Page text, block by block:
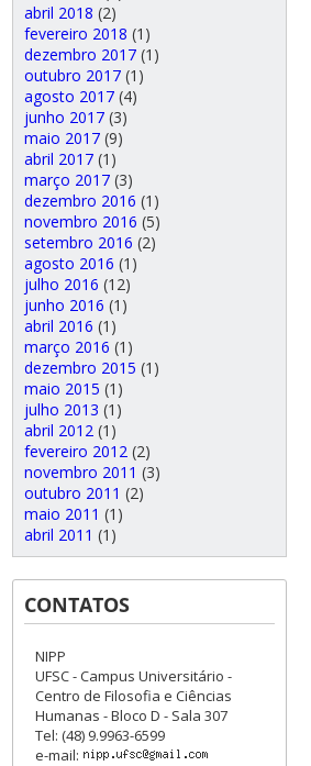
abril 2018 (2)
fevereiro 2018 (1)
dezembro 2017(1)
outubro 2017(1)
agosto 2017(4)
junho 2017(3)
maio 2017(9)
abril 2017(1)
março 2017(3)
dezembro 2016 (1)
novembro 2016 (5)
setembro 2016 (2)
agosto 2016 (1)
julho 2016 (12)
junho 2016 (1)
abril 2016 (1)
março 2016 (1)
dezembro 2015 (1)
maio 2015 (1)
julho 2013 (1)
abril 2012 (1)
fevereiro 2012 (2)
novembro 2011 (3)
outubro 2011 (2)
maio 2011 (1)
abril 2011 (1)
CONTATOS
NIPP
UFSC - Campus Universitário -
Centro de Filosofia e Ciências
Humanas - Bloco D - Sala 307
Tel: (48) 9.9963-6599
e-mail: